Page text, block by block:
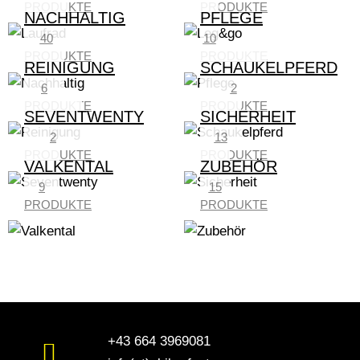
PRODUKTE
PRODUKTE
NACHHALTIG
40
PRODUKTE
PFLEGE
10
REINIGUNG
6
PRODUKTE
SCHAUKELPFERD
2
PRODUKTE
SEVENTWENTY
2
PRODUKTE
SICHERHEIT
13
PRODUKTE
VALKENTAL
9
PRODUKTE
ZUBEHÖR
15
PRODUKTE
+43 664 3969081